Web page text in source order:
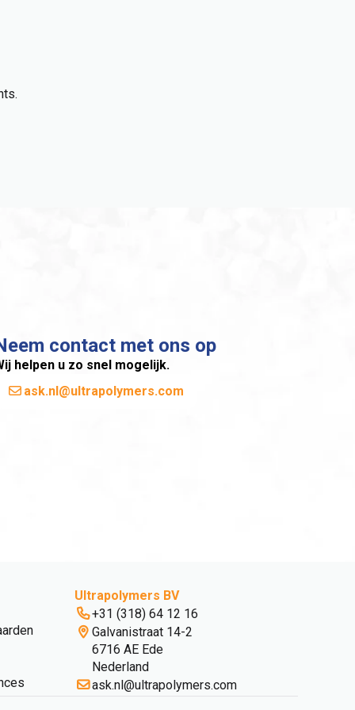
contact met ons op
helpen u zo snel mogelijk.
ask.nl@ultrapolymers.com
Ultrapolymers BV
+31 (318) 64 12 16
Galvanistraat 14-2
6716 AE Ede
Nederland
ask.nl@ultrapolymers.com